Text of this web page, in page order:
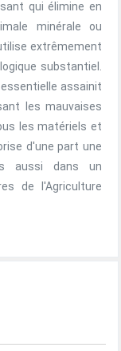
qui élimine en
minérale ou
extrêmement
substantiel.
assainit
les mauvaises
les matériels et
d'une part une
aussi dans un
de l'Agriculture